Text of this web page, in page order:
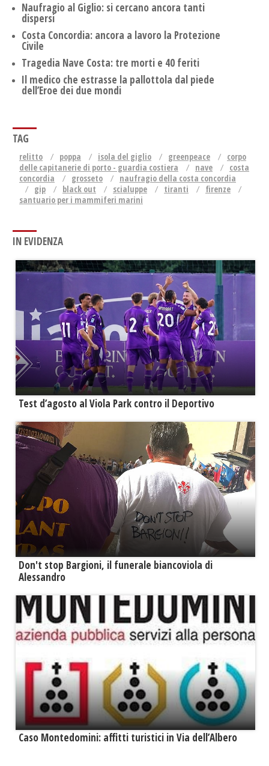
Naufragio al Giglio: si cercano ancora tanti
dispersi
Costa Concordia: ancora a lavoro la Protezione
Civile
Tragedia Nave Costa: tre morti e 40 feriti
Il medico che estrasse la pallottola dal piede
dell’Eroe dei due mondi
TAG
relitto poppa isola del giglio greenpeace
corpo
delle capitanerie di porto - guardia costiera
nave
costa
concordia
grosseto
naufragio della costa concordia
gip
black out scialuppe tiranti
firenze
santuario per i mammiferi marini
IN EVIDENZA
Test d’agosto al Viola Park contro il Deportivo
Don't stop Bargioni, il funerale biancoviola di
Alessandro
Caso Montedomini: affitti turistici in Via dell’Albero